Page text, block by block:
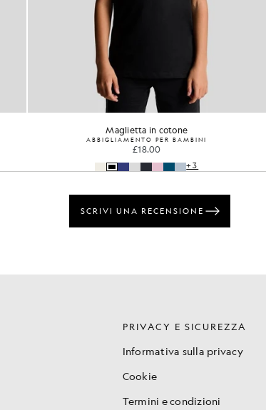
Maglietta in cotone
ABBIGLIAMENTO PER BAMBINI
£18.00
+3
PRIVACY E SICUREZZA
Informativa sulla privacy
Cookie
Termini e condizioni